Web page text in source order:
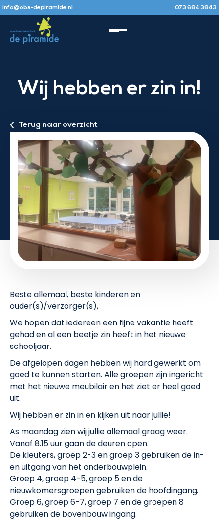
info@obs-depiramide.nl 073 684 3843
Wij hebben er zin in!
Terug naar overzicht
Beste allemaal, beste kinderen en
ouder(s)/verzorger(s),
We hopen dat iedereen een fijne vakantie heeft
gehad en al een beetje zin heeft in het nieuwe
schooljaar.
De afgelopen dagen hebben wij hard gewerkt om
goed te kunnen starten. Alle groepen zijn ingericht
met het nieuwe meubilair en het ziet er heel goed
uit.
Wij hebben er zin in en kijken uit naar jullie!
As maandag zien wij jullie allemaal graag weer.
Vanaf 8.15 uur gaan de deuren open.
De kleuters, groep 2-3 en groep 3 gebruiken de in-
en uitgang van het onderbouwplein.
Groep 4, groep 4-5, groep 5 en de
nieuwkomersgroepen gebruiken de hoofdingang.
Groep 6, groep 6-7, groep 7 en de groepen 8
gebruiken de bovenbouw ingang.